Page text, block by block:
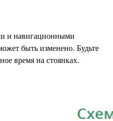
и навигационными
быть изменено. Будьте
время на стоянках.